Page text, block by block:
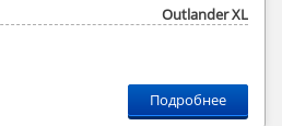
Outlander ‎XL
Подробнее